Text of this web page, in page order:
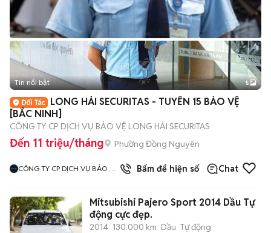
Tin nổi bật 5
LONG HẢI SECURITAS - TUYỂN 15 BẢO VỆ
[BẮC NINH]
CÔNG TY CP DỊCH VỤ BẢO VỆ LONG HẢI SECURITAS
Đến 11 triệu/tháng Phường Đồng Nguyên
CÔNG TY CP DỊCH VỤ BẢO VỆ
Bấm để hiện số Chat
Mitsubishi Pajero Sport 2014 Dầu Tự
động cực đẹp.
2014 130.000 km Dầu Tự động